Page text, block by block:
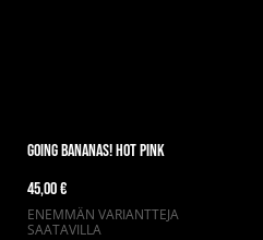
Going Bananas! Hot pink
45,00 €
ENEMMÄN VARIANTTEJA
SAATAVILLA